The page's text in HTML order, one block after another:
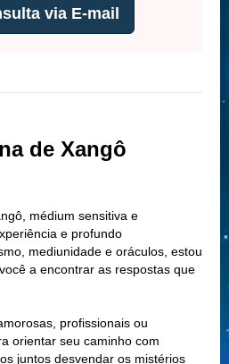
via E-mail
de Xangô
médium sensitiva e
e profundo
mediunidade e oráculos, estou
a encontrar as respostas que
profissionais ou
orientar seu caminho com
juntos desvendar os mistérios